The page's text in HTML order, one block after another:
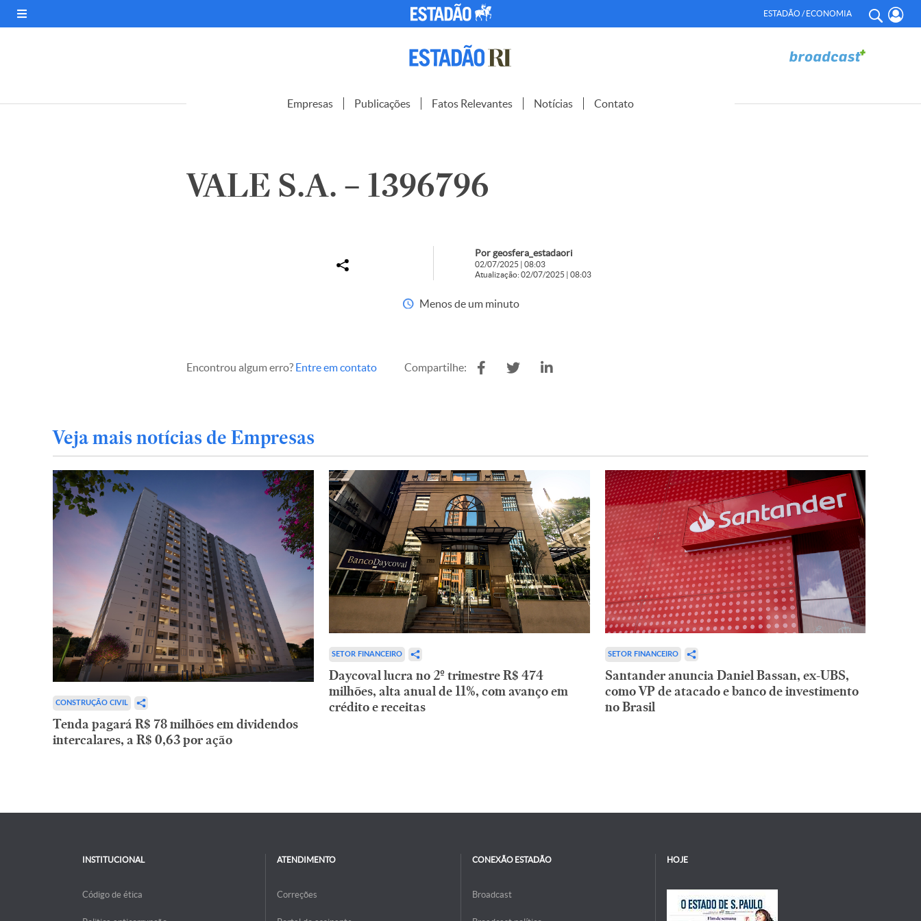
ESTADÃO / ECONOMIA
Empresas Publicações Fatos Relevantes Notícias Contato
VALE S.A. – 1396796
Por geosfera_estadaori
02/07/2025 | 08:03
Atualização: 02/07/2025 | 08:03
Menos de um minuto
Encontrou algum erro? Entre em contato Compartilhe:
Veja mais notícias de Empresas
CONSTRUÇÃO CIVIL
Tenda pagará R$ 78 milhões em dividendos
intercalares, a R$ 0,63 por ação
SETOR FINANCEIRO
Daycoval lucra no 2º trimestre R$ 474
milhões, alta anual de 11%, com avanço em
crédito e receitas
SETOR FINANCEIRO
Santander anuncia Daniel Bassan, ex-UBS,
como VP de atacado e banco de investimento
no Brasil
INSTITUCIONAL
Código de ética
ATENDIMENTO
Correções
CONEXÃO ESTADÃO
Broadcast
HOJE